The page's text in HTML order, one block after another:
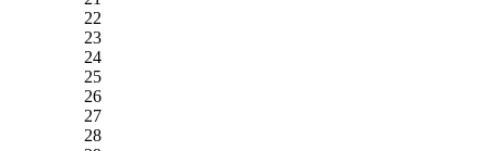
22
23
24
25
26
27
28